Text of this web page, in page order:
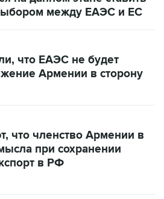
между ЕАЭС и ЕС
что ЕАЭС не будет
Армении в сторону
что членство Армении в
при сохранении
в РФ